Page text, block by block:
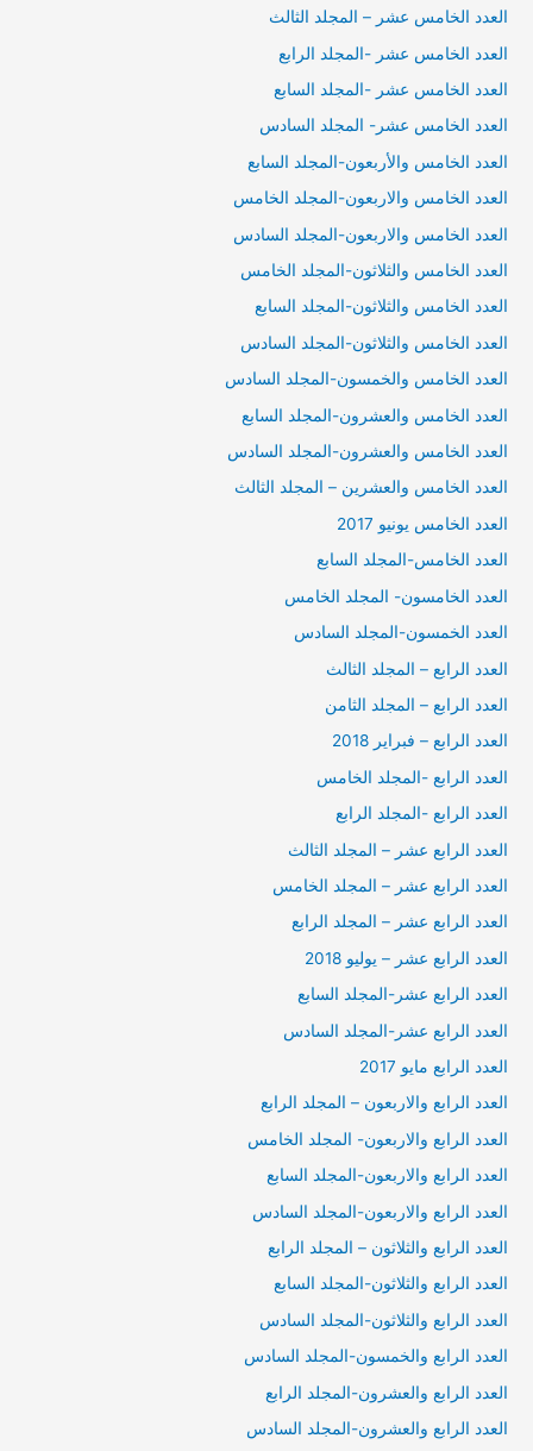
العدد الخامس عشر – المجلد الثالث
العدد الخامس عشر -المجلد الرابع
العدد الخامس عشر -المجلد السابع
العدد الخامس عشر- المجلد السادس
العدد الخامس والأربعون-المجلد السابع
العدد الخامس والاربعون-المجلد الخامس
العدد الخامس والاربعون-المجلد السادس
العدد الخامس والثلاثون-المجلد الخامس
العدد الخامس والثلاثون-المجلد السابع
العدد الخامس والثلاثون-المجلد السادس
العدد الخامس والخمسون-المجلد السادس
العدد الخامس والعشرون-المجلد السابع
العدد الخامس والعشرون-المجلد السادس
العدد الخامس والعشرين – المجلد الثالث
العدد الخامس يونيو 2017
العدد الخامس-المجلد السابع
العدد الخامسون- المجلد الخامس
العدد الخمسون-المجلد السادس
العدد الرابع – المجلد الثالث
العدد الرابع – المجلد الثامن
العدد الرابع – فبراير 2018
العدد الرابع -المجلد الخامس
العدد الرابع -المجلد الرابع
العدد الرابع عشر – المجلد الثالث
العدد الرابع عشر – المجلد الخامس
العدد الرابع عشر – المجلد الرابع
العدد الرابع عشر – يوليو 2018
العدد الرابع عشر-المجلد السابع
العدد الرابع عشر-المجلد السادس
العدد الرابع مايو 2017
العدد الرابع والاربعون – المجلد الرابع
العدد الرابع والاربعون- المجلد الخامس
العدد الرابع والاربعون-المجلد السابع
العدد الرابع والاربعون-المجلد السادس
العدد الرابع والثلاثون – المجلد الرابع
العدد الرابع والثلاثون-المجلد السابع
العدد الرابع والثلاثون-المجلد السادس
العدد الرابع والخمسون-المجلد السادس
العدد الرابع والعشرون-المجلد الرابع
العدد الرابع والعشرون-المجلد السادس